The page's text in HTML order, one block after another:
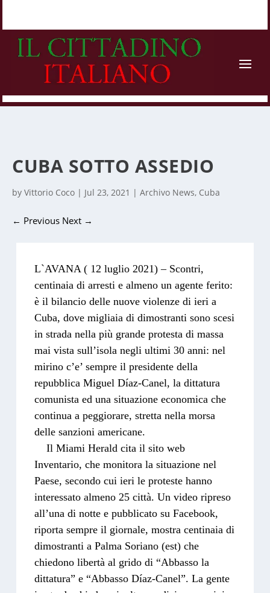
CUBA SOTTO ASSEDIO
byVittorio Coco | Jul 23, 2021 |Archivo News, Cuba
← Previous Next →
L`AVANA ( 12 luglio 2021) – Scontri,
centinaia di arresti e almeno un agente ferito:
è il bilancio delle nuove violenze di ieri a
Cuba, dove migliaia di dimostranti sono scesi
in strada nella più grande protesta di massa
mai vista sull’isola negli ultimi 30 anni: nel
mirino c’e’ sempre il presidente della
repubblica Miguel Díaz-Canel, la dittatura
comunista ed una situazione economica che
continua a peggiorare, stretta nella morsa
delle sanzioni americane.
Il Miami Herald cita il sito web
Inventario, che monitora la situazione nel
Paese, secondo cui ieri le proteste hanno
interessato almeno 25 città. Un video ripreso
all’una di notte e pubblicato su Facebook,
riporta sempre il giornale, mostra centinaia di
dimostranti a Palma Soriano (est) che
chiedono libertà al grido di “Abbasso la
dittatura” e “Abbasso Díaz-Canel”. La gente